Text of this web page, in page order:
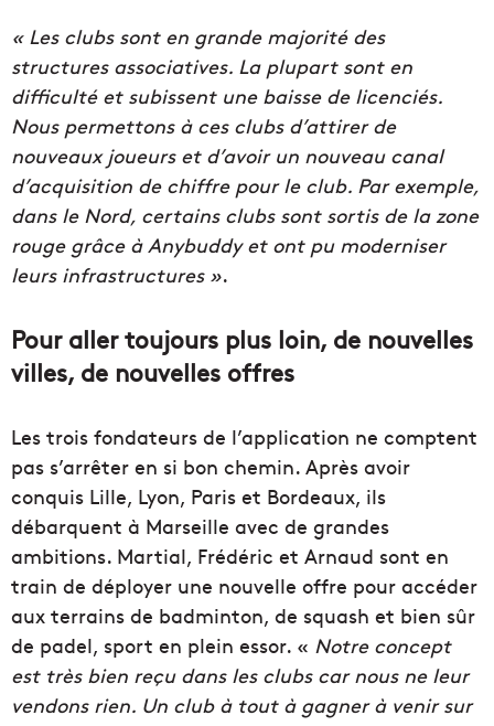
« Les clubs sont en grande majorité des
structures associatives. La plupart sont en
difficulté et subissent une baisse de licenciés.
Nous permettons à ces clubs d’attirer de
nouveaux joueurs et d’avoir un nouveau canal
d’acquisition de chiffre pour le club. Par exemple,
dans le Nord, certains clubs sont sortis de la zone
rouge grâce à Anybuddy et ont pu moderniser
leurs infrastructures ».
Pour aller toujours plus loin, de nouvelles
villes, de nouvelles offres
Les trois fondateurs de l’application ne comptent
pas s’arrêter en si bon chemin. Après avoir
conquis Lille, Lyon, Paris et Bordeaux, ils
débarquent à Marseille avec de grandes
ambitions. Martial, Frédéric et Arnaud sont en
train de déployer une nouvelle offre pour accéder
aux terrains de badminton, de squash et bien sûr
de padel, sport en plein essor. « Notre concept
est très bien reçu dans les clubs car nous ne leur
vendons rien. Un club à tout à gagner à venir sur